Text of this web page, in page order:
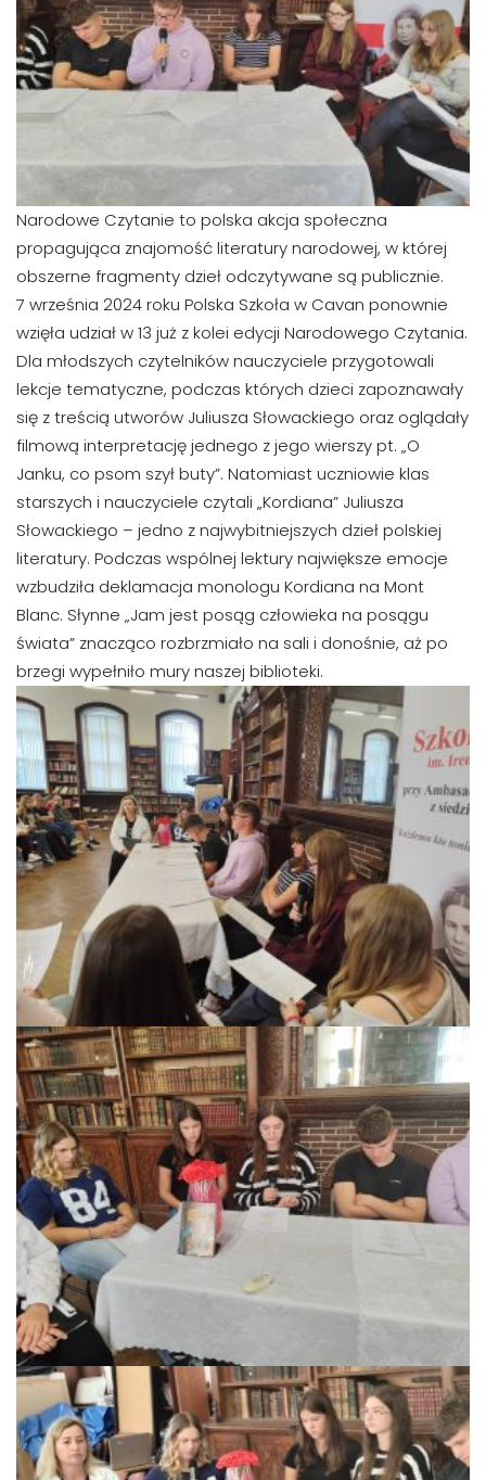
Narodowe Czytanie to polska akcja społeczna
propagująca znajomość literatury narodowej, w której
obszerne fragmenty dzieł odczytywane są publicznie.
7 września 2024 roku Polska Szkoła w Cavan ponownie
wzięła udział w 13 już z kolei edycji Narodowego Czytania.
Dla młodszych czytelników nauczyciele przygotowali
lekcje tematyczne, podczas których dzieci zapoznawały
się z treścią utworów Juliusza Słowackiego oraz oglądały
filmową interpretację jednego z jego wierszy pt. „O
Janku, co psom szył buty”. Natomiast uczniowie klas
starszych i nauczyciele czytali „Kordiana” Juliusza
Słowackiego – jedno z najwybitniejszych dzieł polskiej
literatury. Podczas wspólnej lektury największe emocje
wzbudziła deklamacja monologu Kordiana na Mont
Blanc. Słynne „Jam jest posąg człowieka na posągu
świata” znacząco rozbrzmiało na sali i donośnie, aż po
brzegi wypełniło mury naszej biblioteki.